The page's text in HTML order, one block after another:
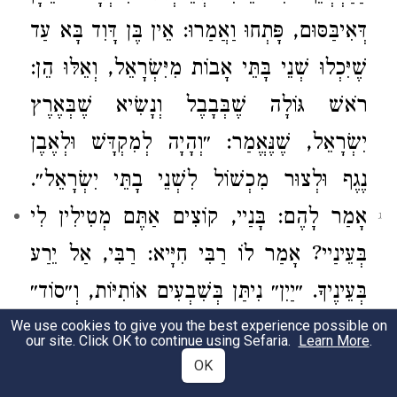
דְּאִיבַּסּוּם, פָּתְחוּ וַאֲמַרוּ: אֵין בֶּן דָּוִד בָּא עַד
שֶׁיִּכְלוּ שְׁנֵי בָּתֵּי אָבוֹת מִיִּשְׂרָאֵל, וְאֵלּוּ הֵן:
רֹאשׁ גּוֹלָה שֶׁבְּבָבֶל וְנָשִׂיא שֶׁבְּאֶרֶץ
יִשְׂרָאֵל, שֶׁנֶּאֱמַר: ״וְהָיָה לְמִקְדָּשׁ וּלְאֶבֶן
נֶגֶף וּלְצוּר מִכְשׁוֹל לִשְׁנֵי בָתֵּי יִשְׂרָאֵל״.
ג
אָמַר לָהֶם: בָּנַיי, קוֹצִים אַתֶּם מְטִילִין לִי
בְּעֵינַיי? אָמַר לוֹ רַבִּי חִיָּיא: רַבִּי, אַל יֵרַע
בְּעֵינֶיךָ. ״יַיִן״ נִיתַּן בְּשִׁבְעִים אוֹתִיּוֹת, וְ״סוֹד״
נִיתַּן בְּשִׁבְעִים אוֹתִיּוֹת. נִכְנַס יַיִן – יָצָא סוֹד.
אָמַר רַב חִסְדָּא אָמַר מָר עוּקְבָא, וְאָמְרִי
We use cookies to give you the best experience possible on
our site. Click OK to continue using Sefaria. Learn More.
OK